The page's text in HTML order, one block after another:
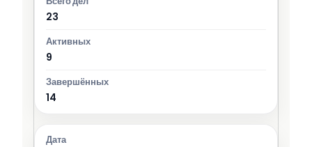
23
9
14